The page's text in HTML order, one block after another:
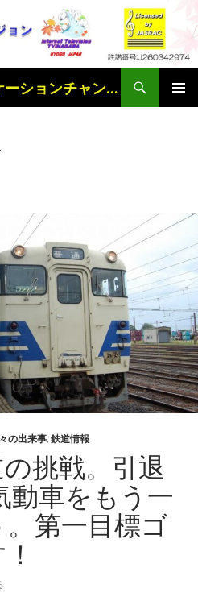
テレビ猪名川コミュニケーションチャンネル
の出来事, 鉄道情報
挑戦。引退
動車をもう一
第一目標ゴ